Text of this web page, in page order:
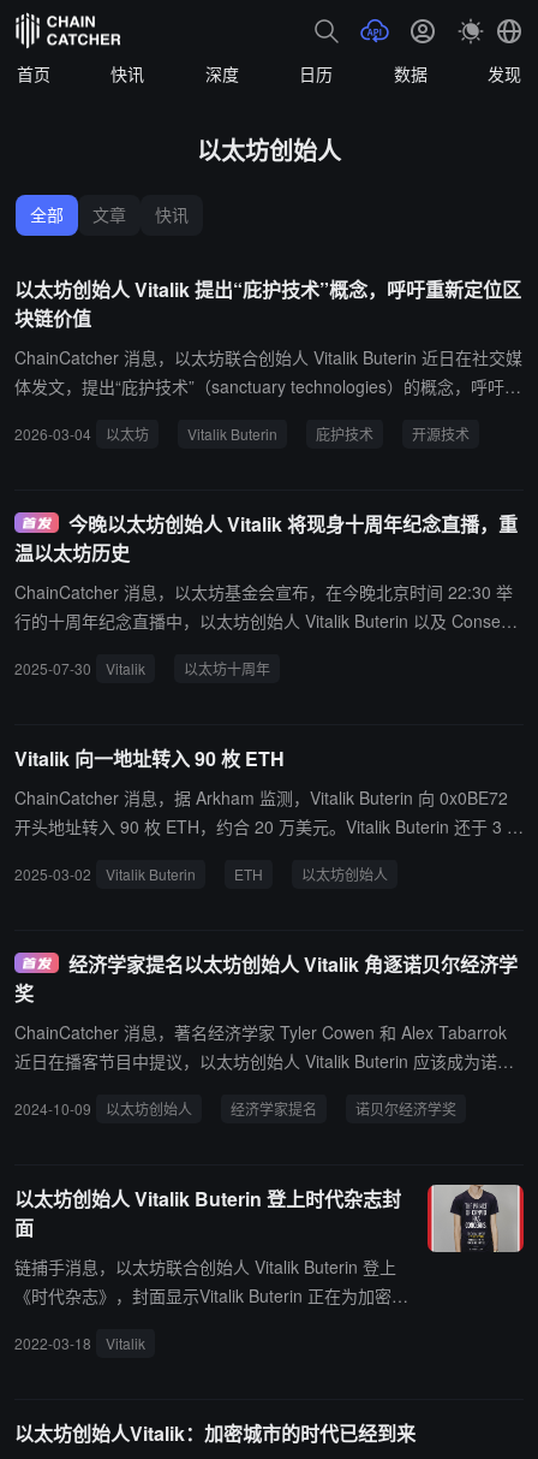
首页 快讯 深度 日历 数据 发现
以太坊创始人
全部 文章 快讯
以太坊创始人 Vitalik 提出“庇护技术”概念，呼吁重新定位区
块链价值
ChainCatcher 消息，以太坊联合创始人 Vitalik Buterin 近日在社交媒
体发文，提出“庇护技术”（sanctuary technologies）的概念，呼吁以
技滥用等全球性问题，以太坊在改善人们生活方面作用有限。 Vitalik
目标不是重塑世界，而是防止权力过度集中，创建数字稳定岛屿，并
呼吁与加密领域外的盟友合作推进这一愿景。
2026-03-04 以太坊 Vitalik Buterin 庇护技术 开源技术
今晚以太坊创始人 Vitalik 将现身十周年纪念直播，重
温以太坊历史
ChainCatcher 消息，以太坊基金会宣布，在今晚北京时间 22:30 举
行的十周年纪念直播中，以太坊创始人 Vitalik Buterin 以及 Consen
执行董事 Hsiao-Wei Wang 和 Tomasz Stańczak 将发表未来十年展
2025-07-30 Vitalik 以太坊十周年
Vitalik 向一地址转入 90 枚 ETH
ChainCatcher 消息，据 Arkham 监测，Vitalik Buterin 向 0x0BE72
开头地址转入 90 枚 ETH，约合 20 万美元。Vitalik Buterin 还于 3 月
2025-03-02 Vitalik Buterin ETH 以太坊创始人
经济学家提名以太坊创始人 Vitalik 角逐诺贝尔经济学
奖
ChainCatcher 消息，著名经济学家 Tyler Cowen 和 Alex Tabarrok
近日在播客节目中提议，以太坊创始人 Vitalik Buterin 应该成为诺贝
学领域的重大贡献，认为其成就远超其他经济学家。他表示：“Vitalik
奖级别。”
2024-10-09 以太坊创始人 经济学家提名 诺贝尔经济学奖
以太坊创始人 Vitalik Buterin 登上时代杂志封
面
链捕手消息，以太坊联合创始人 Vitalik Buterin 登上
《时代杂志》，封面显示Vitalik Buterin 正在为加密货
是一个超受欢迎的收藏类 NFT ，已成为百万富翁的
2022-03-18 Vitalik
以太坊创始人Vitalik：加密城市的时代已经到来